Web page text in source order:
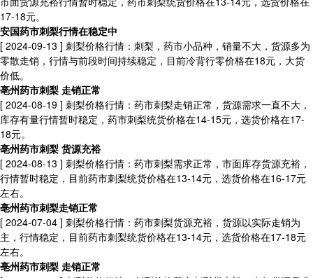
17-18元。
安国药市刺梨行情在稳定中
[ 2024-09-13 ] 刺梨价格行情：刺梨，药市小品种，销量不大，货源多为
零散走销，行情与前段时间持续稳定，目前冷背行零价格在18元，大货
价低。
亳州药市刺梨 走销正常
[ 2024-08-19 ] 刺梨价格行情：药市刺梨走销正常，货源需求一直不大，
库存有量行情暂时稳定，药市刺梨统货价格在14-15元，选货价格在17-
18元。
亳州药市刺梨 货源充裕
[ 2024-08-13 ] 刺梨价格行情：药市刺梨需求正常，市面库存货源充裕，
行情暂时稳定，目前药市刺梨统货价格在13-14元，选货价格在16-17元
左右。
亳州药市刺梨走销正常
[ 2024-07-04 ] 刺梨价格行情：药市刺梨货源充裕，货源以实际走销为
主，行情稳定，目前药市刺梨统货价格在13-14元，选货价格在17-18元
左右。
亳州药市刺梨 走销正常